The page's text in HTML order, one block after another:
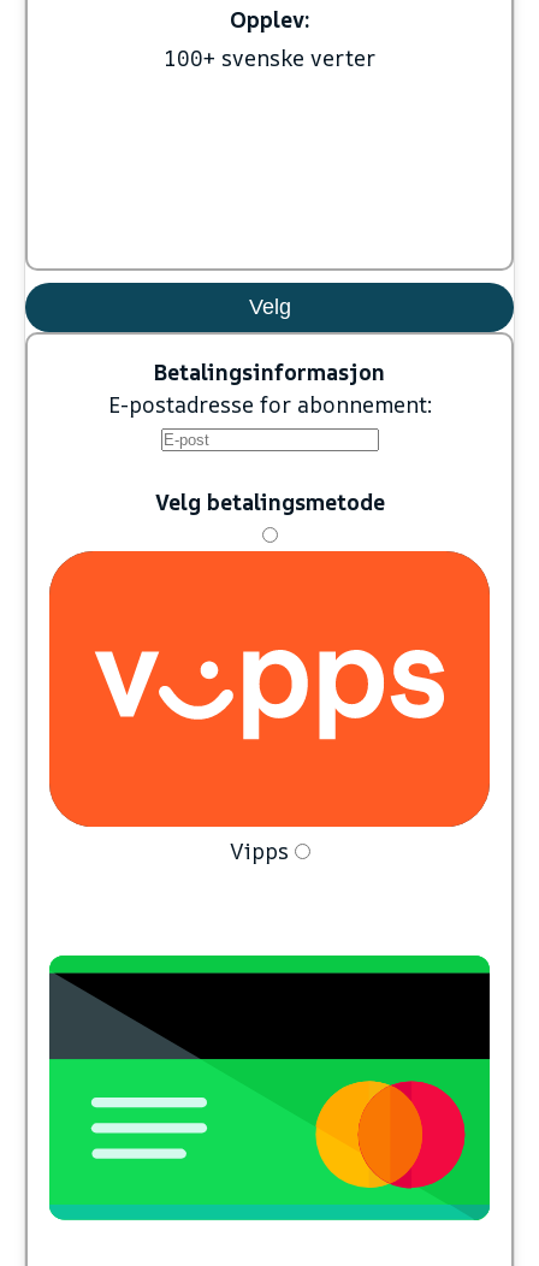
Opplev:
100+ svenske verter
Velg
Betalingsinformasjon
E-postadresse for abonnement:
Velg betalingsmetode
Vipps